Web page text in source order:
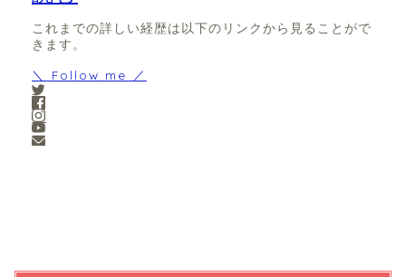
これまでの詳しい経歴は以下のリンクから見ることがで
きます。
＼ Follow me ／